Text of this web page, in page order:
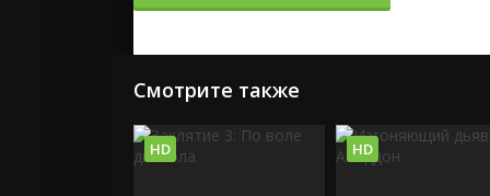
Смотрите также
HD HD